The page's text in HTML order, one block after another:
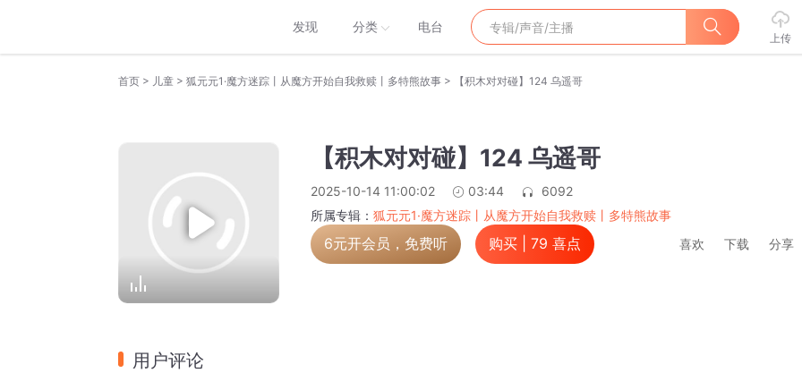
发现 分类 电台
上传
首页 > 儿童 > 狐元元1·魔方迷踪丨从魔方开始自我救赎丨多特熊故事 > 【积木对对碰】124 乌遥哥
【积木对对碰】124 乌遥哥
2025-10-14 11:00:02 03:44
6092
所属专辑： 狐元元1·魔方迷踪丨从魔方开始自我救赎丨多特熊故事
6元开会员，免费听 购买 | 79 喜点 喜欢 下载 分享
用户评论